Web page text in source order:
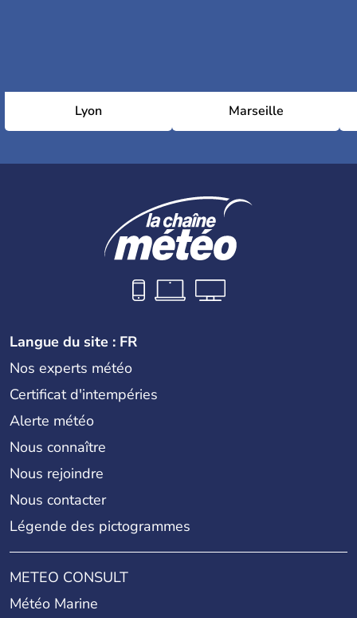
Lyon Marseille
Langue du site : FR
Nos experts météo
Certificat d'intempéries
Alerte météo
Nous connaître
Nous rejoindre
Nous contacter
Légende des pictogrammes
METEO CONSULT
Météo Marine